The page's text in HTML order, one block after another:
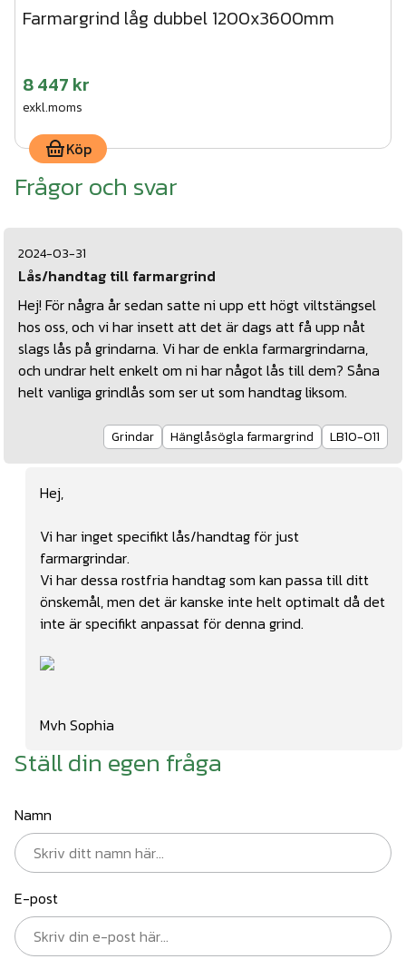
Farmargrind låg dubbel 1200x3600mm
8 447 kr
exkl.moms
Köp
Frågor och svar
2024-03-31
Lås/handtag till farmargrind
Hej! För några år sedan satte ni upp ett högt viltstängsel
hos oss, och vi har insett att det är dags att få upp nåt
slags lås på grindarna. Vi har de enkla farmargrindarna,
och undrar helt enkelt om ni har något lås till dem? Såna
helt vanliga grindlås som ser ut som handtag liksom.
Grindar Hänglåsögla farmargrind LB10-011
Hej,
Vi har inget specifikt lås/handtag för just
farmargrindar.
Vi har dessa rostfria handtagsom kan passa till ditt
önskemål, men det är kanske inte helt optimalt då det
inte är specifikt anpassat för denna grind.
Mvh Sophia
Ställ din egen fråga
Namn
E-post